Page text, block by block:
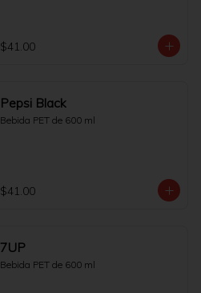
$41.00
Pepsi Black
Bebida PET de 600 ml
$41.00
7UP
Bebida PET de 600 ml